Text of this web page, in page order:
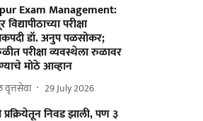
Exam Management:
विद्यापीठाच्या परीक्षा
डॉ. अनुप पळसोकर;
परीक्षा व्यवस्थेला रुळावर
मोठे आव्हान
29 July 2026
प्रक्रियेतून निवड झाली, पण ३